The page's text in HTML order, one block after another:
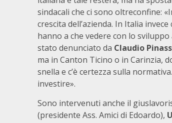
sindacali che ci sono oltreconfine:
crescita dell’azienda. In Italia
hanno a che vedere con lo
stato denunciato da Claudio
ma in Canton Ticino o in Carinzia,
snella e c’è certezza sulla
investire».
Sono intervenuti anche il
(presidente Ass. Amici di Edoardo),